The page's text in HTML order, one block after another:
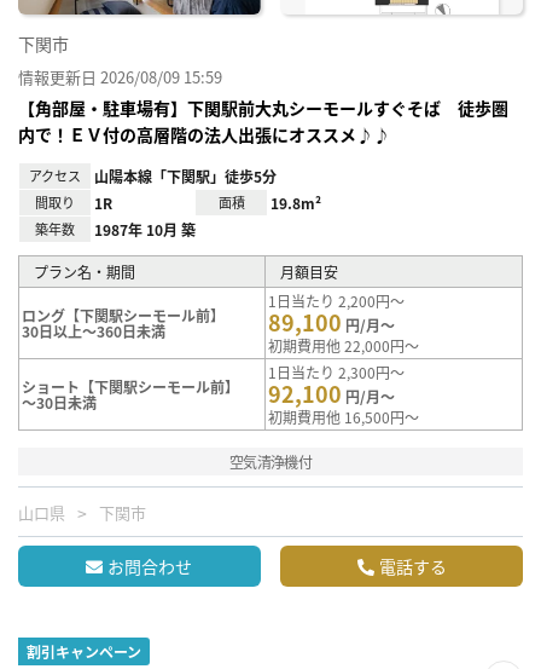
下関市
情報更新日 2026/08/09 15:59
【角部屋・駐車場有】下関駅前大丸シーモールすぐそば 徒歩圏
内で！ＥＶ付の高層階の法人出張にオススメ♪♪
アクセス 山陽本線「下関駅」徒歩5分
間取り 1R 面積 19.8m²
築年数 1987年 10月 築
プラン名・期間 月額目安
ロング【下関駅シーモール前】
30日以上～360日未満
1日当たり 2,200円～
89,100 円/月～
初期費用他 22,000円～
ショート【下関駅シーモール前】
～30日未満
1日当たり 2,300円～
92,100 円/月～
初期費用他 16,500円～
空気清浄機付
山口県 下関市
お問合わせ 電話する
割引キャンペーン